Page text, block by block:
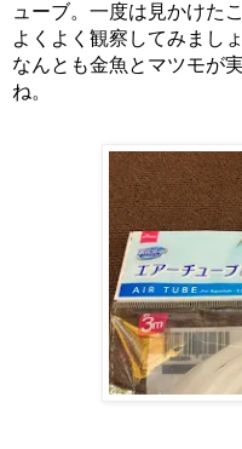
ューブ。一度は見かけた
よくよく観察してみましょ
なんとも金魚とマツモが
ね。